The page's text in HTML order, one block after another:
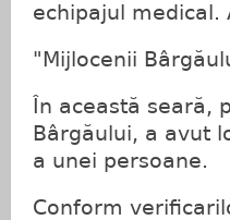
echipajul
"Mijlocenii
În această seară,
Bârgăului, a avut
a unei persoane.
Conform